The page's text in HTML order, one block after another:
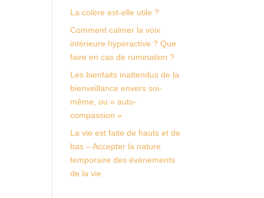
La colère est-elle utile ?
Comment calmer la voix
intérieure hyperactive ? Que
faire en cas de rumination ?
Les bienfaits inattendus de la
bienveillance envers soi-
même, ou « auto-
compassion »
La vie est faite de hauts et de
bas – Accepter la nature
temporaire des événements
de la vie